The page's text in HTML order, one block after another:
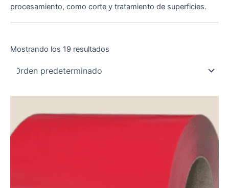
procesamiento, como corte y tratamiento de superficies.
Mostrando los 19 resultados